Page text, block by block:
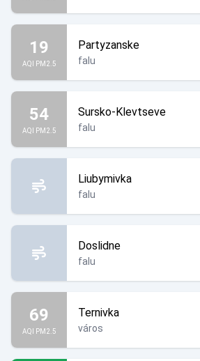
19
AQI PM2.5
Partyzanske
falu
54
AQI PM2.5
Sursko-Klevtseve
falu
Liubymivka
falu
Doslidne
falu
69
AQI PM2.5
Ternivka
város